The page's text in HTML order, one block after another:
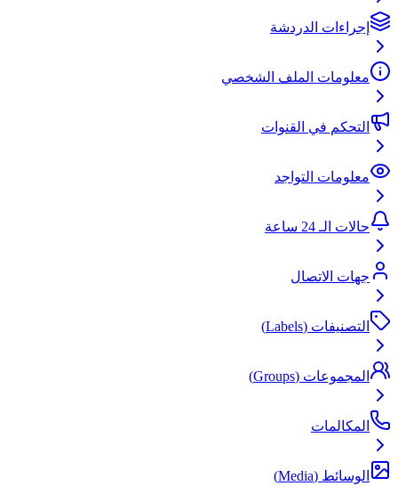
إجراءات الدردشة
معلومات الملف الشخصي
التحكم في القنوات
معلومات التواجد
حالات الـ 24 ساعة
جهات الاتصال
التصنيفات (Labels)
المجموعات (Groups)
المكالمات
الوسائط (Media)